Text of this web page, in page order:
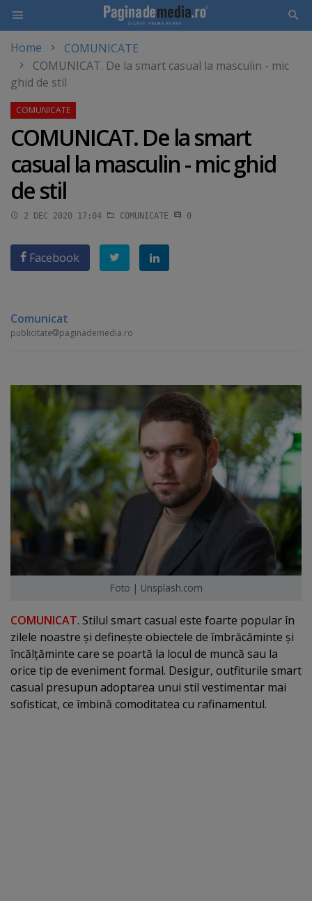
main
content
Home
COMUNICATE
COMUNICAT. De la smart casual la masculin - mic
ghid de stil
COMUNICAT. De la smart
casual la masculin - mic ghid
de stil
2 DEC 2020 17:04 COMUNICATE 0
Facebook
Comunicat
publicitate paginademedia.ro
Foto | Unsplash.com
COMUNICAT. Stilul smart casual este foarte popular în
zilele noastre şi defineşte obiectele de îmbrăcăminte şi
încălţăminte care se poartă la locul de muncă sau la
orice tip de eveniment formal. Desigur, outfiturile smart
casual presupun adoptarea unui stil vestimentar mai
sofisticat, ce îmbină comoditatea cu rafinamentul.